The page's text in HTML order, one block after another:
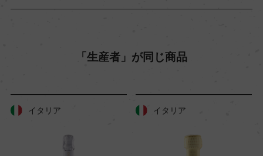
「生産者」が同じ商品
イタリア イタリア